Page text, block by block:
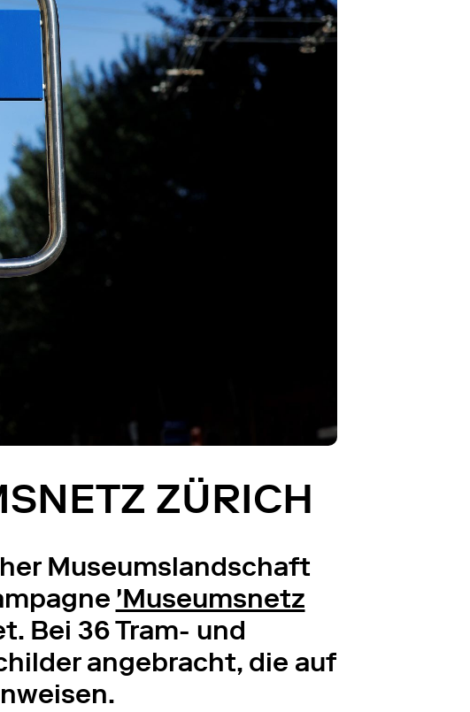
ZÜRICH
Museumslandschaft
'Museumsnetz
Bei 36 Tram- und
angebracht, die auf